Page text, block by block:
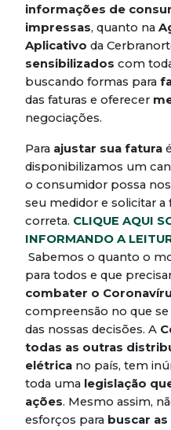
informações de
impressas, quanto na
Aplicativo da
sensibilizados com
buscando formas para
das faturas e oferecer
negociações.
Para ajustar sua fatura
disponibilizamos um
o consumidor possa
seu medidor e solicitar a
correta. CLIQUE AQUI
INFORMANDO A
Sabemos o quanto o
para todos e que
combater o
compreensão no que
das nossas decisões. A
todas as outras
elétrica no país, tem
toda uma legislação
ações. Mesmo assim,
esforços para buscar